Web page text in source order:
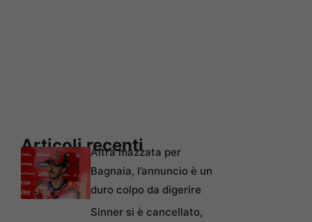
Articoli recenti
Altra mazzata per
Bagnaia, l’annuncio è un
duro colpo da digerire
Sinner si è cancellato,